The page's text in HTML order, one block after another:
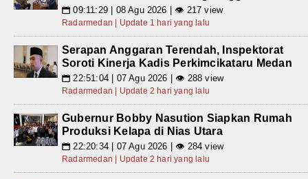
📅 09:11:29 | 08 Agu 2026 | 👁 217 view
Radarmedan | Update 1 hari yang lalu
Serapan Anggaran Terendah, Inspektorat
Soroti Kinerja Kadis Perkimcikataru Medan
📅 22:51:04 | 07 Agu 2026 | 👁 288 view
Radarmedan | Update 2 hari yang lalu
Gubernur Bobby Nasution Siapkan Rumah
Produksi Kelapa di Nias Utara
📅 22:20:34 | 07 Agu 2026 | 👁 284 view
Radarmedan | Update 2 hari yang lalu